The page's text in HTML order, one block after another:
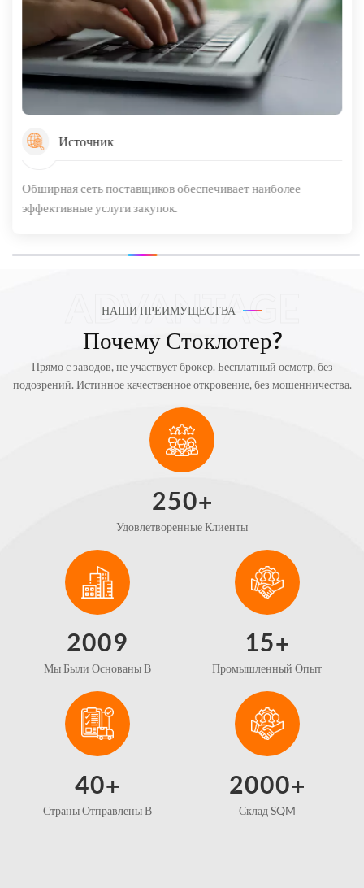
Источник
Обширная сеть поставщиков обеспечивает наиболее
эффективные услуги закупок.
НАШИ ПРЕИМУЩЕСТВА
Почему Стоклотер?
Прямо с заводов, не участвует брокер. Бесплатный осмотр, без
подозрений. Истинное качественное откровение, без мошенничества.
без головных болей.
250+
Удовлетворенные Клиенты
2009
Мы Были Основаны В
15+
Промышленный Опыт
40+
Страны Отправлены В
2000+
Склад SQM